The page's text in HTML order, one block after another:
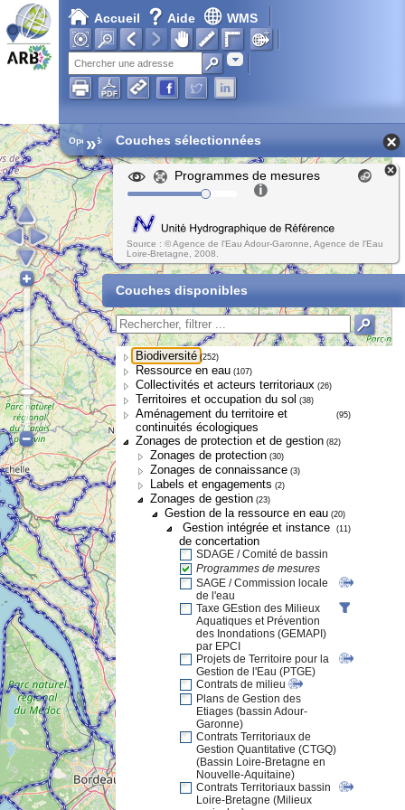
Accueil Aide WMS
Adresse
Open Street Map
» Couches sélectionnées
Programmes de mesures
Source : © Agence de l'Eau Adour-Garonne, Agence de l'Eau
Loire-Bretagne, 2008.
Couches disponibles
Biodiversité (252)
Ressource en eau (107)
Collectivités et acteurs territoriaux (26)
Territoires et occupation du sol (38)
Aménagement du territoire et
continuités écologiques
(95)
Zonages de protection et de gestion (82)
Zonages de protection (30)
Zonages de connaissance (3)
Labels et engagements (2)
Zonages de gestion (23)
Gestion de la ressource en eau (20)
Gestion intégrée et instance
de concertation
(11)
SDAGE / Comité de bassin
Programmes de mesures
SAGE / Commission locale
de l'eau
Taxe GEstion des Milieux
Aquatiques et Prévention
des Inondations (GEMAPI)
par EPCI
Projets de Territoire pour la
Gestion de l'Eau (PTGE)
Contrats de milieu
Plans de Gestion des
Etiages (bassin Adour-
Garonne)
Contrats Territoriaux de
Gestion Quantitative (CTGQ)
(Bassin Loire-Bretagne en
Nouvelle-Aquitaine)
Contrats Territoriaux bassin
Loire-Bretagne (Milieux